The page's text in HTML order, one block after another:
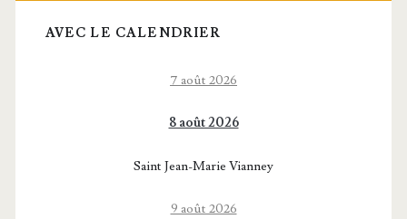
AVEC LE CALENDRIER
7 août 2026
8 août 2026
Saint Jean-Marie Vianney
9 août 2026